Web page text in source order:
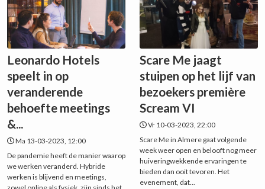
Leonardo Hotels
speelt in op
veranderende
behoefte meetings
&...
Ma 13-03-2023, 12:00
De pandemie heeft de manier waarop
we werken veranderd. Hybride
werken is blijvend en meetings,
Scare Me jaagt
stuipen op het lijf van
bezoekers première
Scream VI
Vr 10-03-2023, 22:00
Scare Me in Almere gaat volgende
week weer open en belooft nog meer
huiveringwekkende ervaringen te
bieden dan ooit tevoren. Het
evenement, dat...